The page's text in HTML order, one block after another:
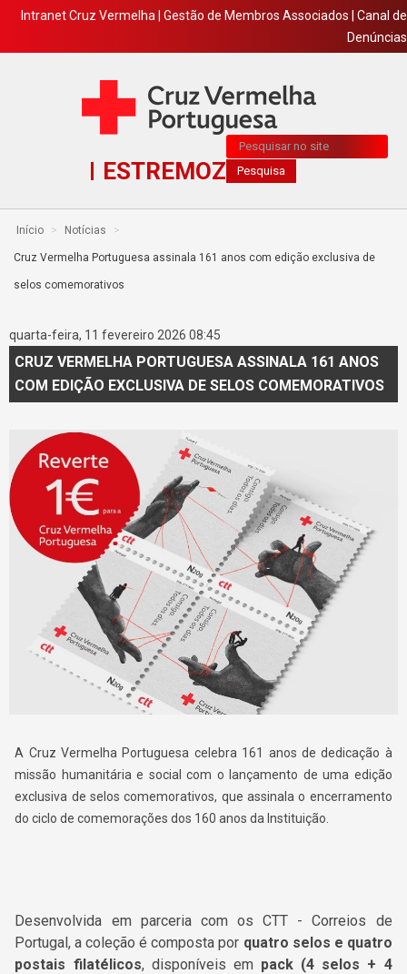
Intranet Cruz Vermelha Gestão de Membros Associados
Canal de
Denúncias
ESTREMOZ
Pesquisa...
Pesquisa
Início > Notícias >
Cruz Vermelha Portuguesa assinala 161 anos com edição exclusiva de
selos comemorativos
quarta-feira, 11 fevereiro 2026 08:45
CRUZ VERMELHA PORTUGUESA ASSINALA 161 ANOS
COM EDIÇÃO EXCLUSIVA DE SELOS COMEMORATIVOS
A Cruz Vermelha Portuguesa celebra 161 anos de dedicação à
missão humanitária e social com o lançamento de uma edição
exclusiva de selos comemorativos, que assinala o encerramento
do ciclo de comemorações dos 160 anos da Instituição.
Desenvolvida em parceria com osCTT - Correios de
Portugal, a coleção é composta por quatro selos e quatro
postais filatélicos, disponíveis em pack (4 selos + 4